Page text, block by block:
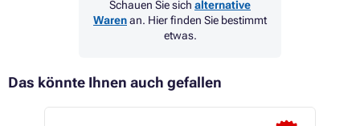
Schauen Sie sich alternative
Warenan. Hier finden Sie bestimmt
etwas.
Das könnte Ihnen auch gefallen